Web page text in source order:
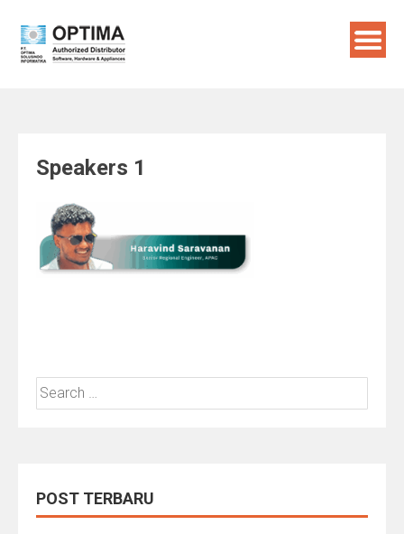
content
Speakers 1
Search
for:
POST TERBARU